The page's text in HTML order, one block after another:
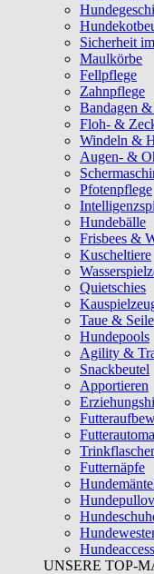
Sicherheit
Maulkörbe
Fellpflege
Zahnpflege
Bandagen
Floh- &
Windeln &
Augen- &
Pfotenpflege
Hundebälle
Frisbees &
Kuscheltiere
Quietschies
Taue & Seile
Hundepools
Agility &
Snackbeutel
Apportieren
Futternäpfe
UNSERE TOP-